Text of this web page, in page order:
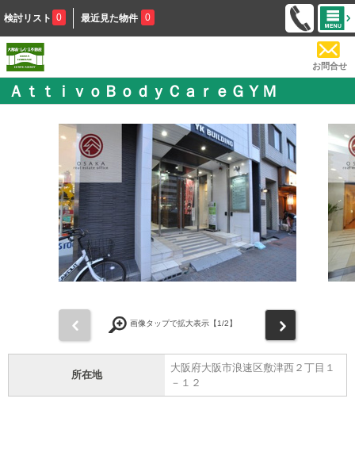
検討リスト 0 最近見た物件 0
お問合せ
ＡｔｔｉｖｏＢｏｄｙＣａｒｅＧＹＭ
画像タップで拡大表示【1/2】
所在地
大阪府大阪市浪速区敷津西２丁目１
－１２